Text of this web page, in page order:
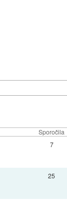
Sporočila
7
25